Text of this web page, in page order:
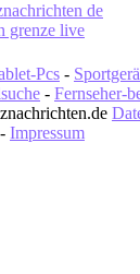
de
grenze live
Pcs -
- Fernseher-
- Impressum